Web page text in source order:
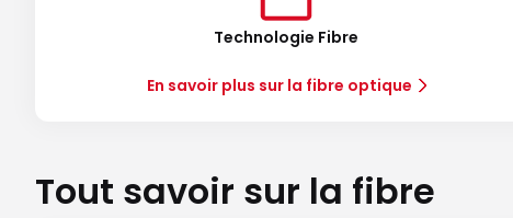
Technologie Fibre
En savoir plus sur la fibre optique
Tout savoir sur la fibre